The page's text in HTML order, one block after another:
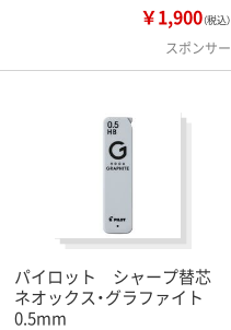
￥1,900（税込）
スポンサー
パイロット シャープ替芯
ネオックス・グラファイト
0.5mm